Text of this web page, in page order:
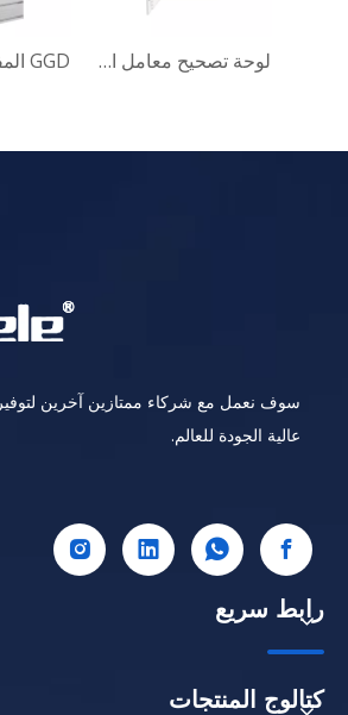
لوحة تصحيح معامل القدرة الأوتوماتيكية APFC
سوف نعمل مع شركاء ممتازين آخرين
عالية الجودة للعالم.
رابط سريع
كتالوج المنتجات